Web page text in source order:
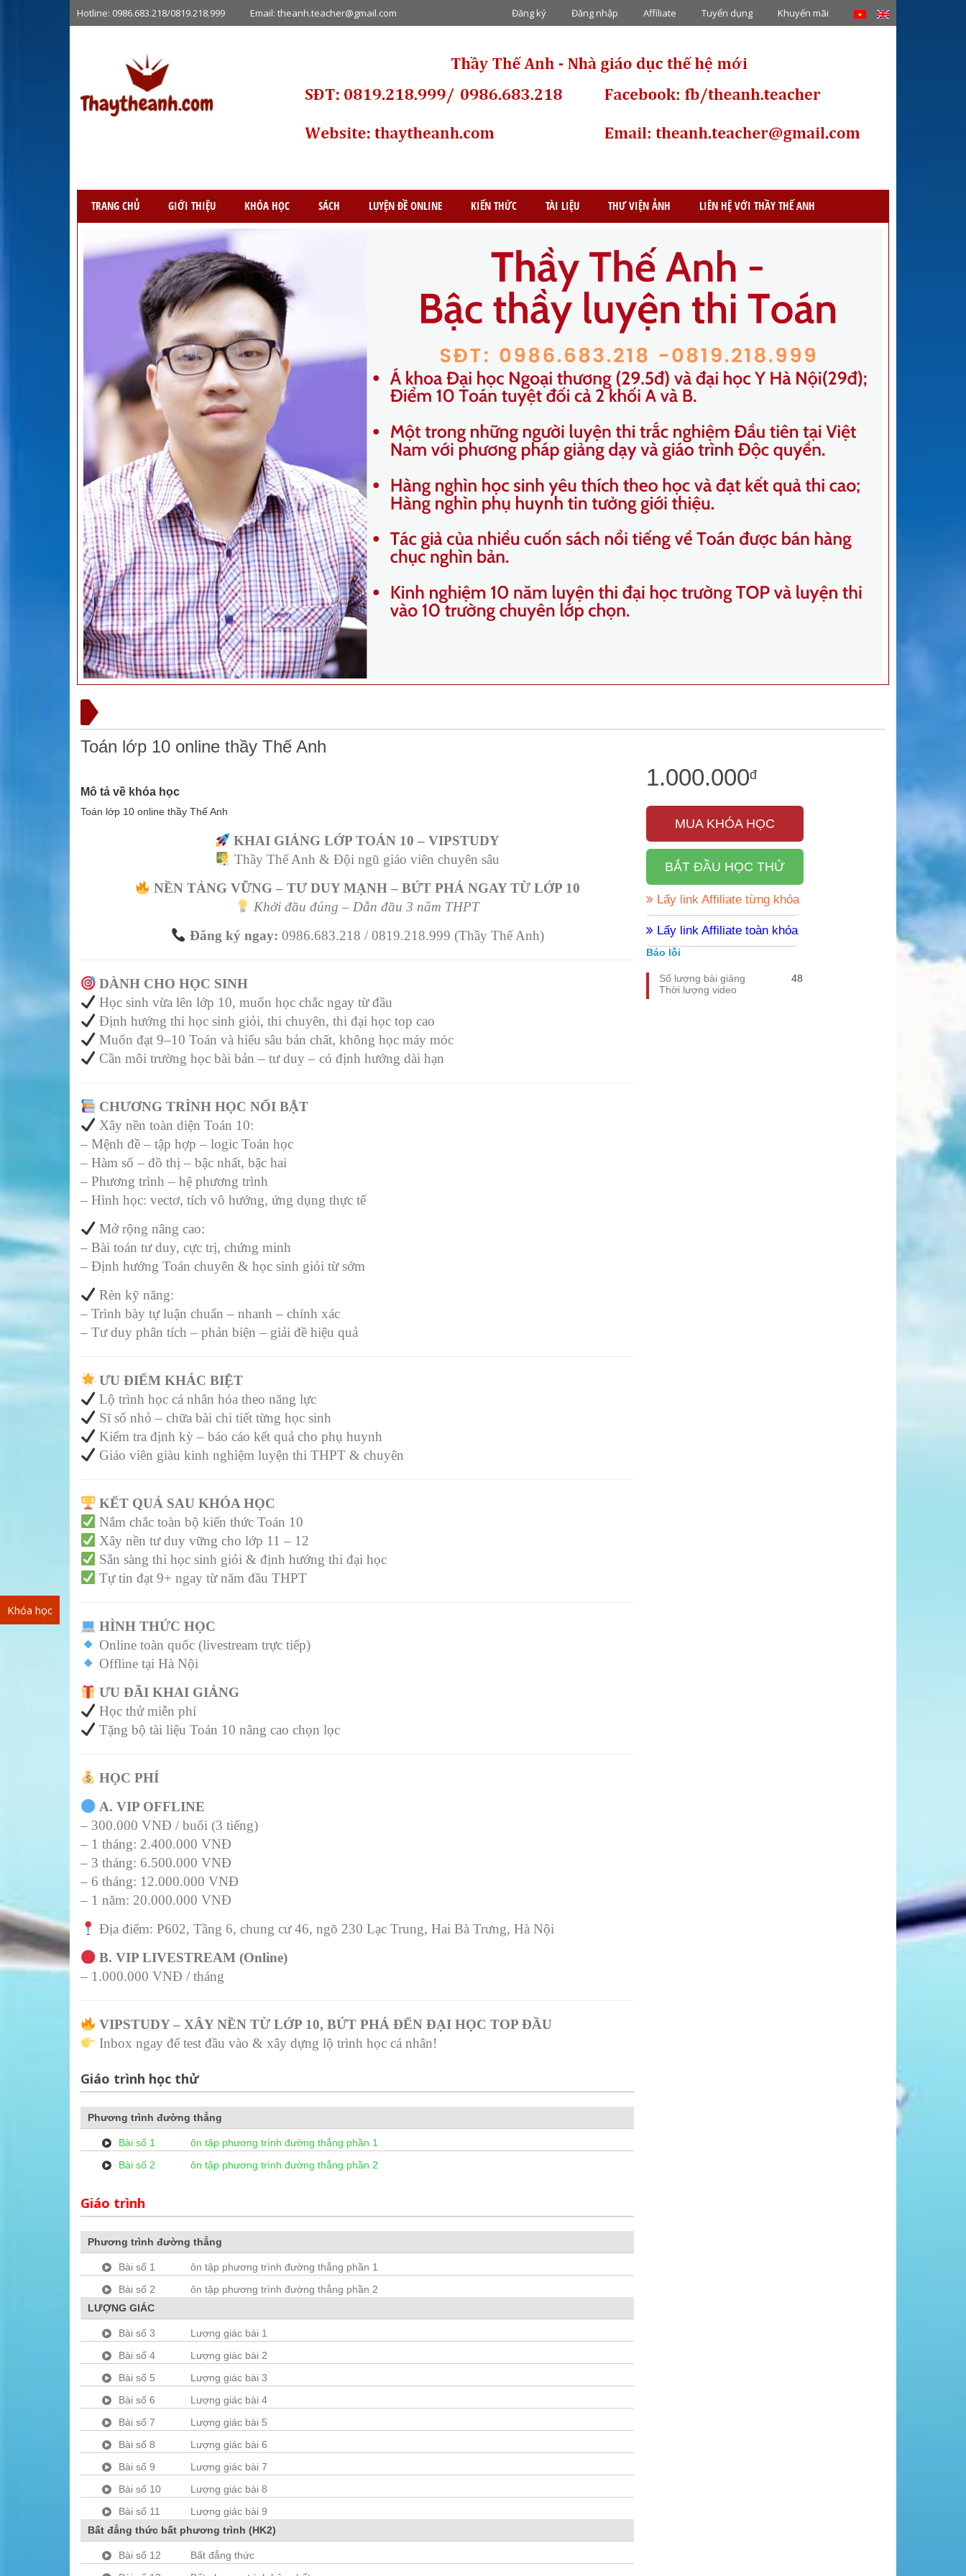
Hotline: 0986.683.218/0819.218.999 Email: theanh.teacher@gmail.com Đăng ký Đăng nhập Affiliate Tuyển dụng Khuyến mãi
TRANG CHỦ GIỚI THIỆU KHÓA HỌC SÁCH LUYỆN ĐỀ ONLINE KIẾN THỨC TÀI LIỆU THƯ VIỆN ẢNH LIÊN HỆ VỚI THẦY THẾ ANH
Toán lớp 10 online thầy Thế Anh
Mô tả về khóa học
Toán lớp 10 online thầy Thế Anh
KHAI GIẢNG LỚP TOÁN 10 – VIPSTUDY
Thầy Thế Anh & Đội ngũ giáo viên chuyên sâu
NỀN TẢNG VỮNG – TƯ DUY MẠNH – BỨT PHÁ NGAY TỪ LỚP 10
Khởi đầu đúng – Dẫn đầu 3 năm THPT
Đăng ký ngay: 0986.683.218 / 0819.218.999 (Thầy Thế Anh)
DÀNH CHO HỌC SINH
Học sinh vừa lên lớp 10, muốn học chắc ngay từ đầu
Định hướng thi học sinh giỏi, thi chuyên, thi đại học top cao
Muốn đạt 9–10 Toán và hiểu sâu bản chất, không học máy móc
Cần môi trường học bài bản – tư duy – có định hướng dài hạn
CHƯƠNG TRÌNH HỌC NỔI BẬT
Xây nền toàn diện Toán 10:
– Mệnh đề – tập hợp – logic Toán học
– Hàm số – đồ thị – bậc nhất, bậc hai
– Phương trình – hệ phương trình
– Hình học: vectơ, tích vô hướng, ứng dụng thực tế
Mở rộng nâng cao:
– Bài toán tư duy, cực trị, chứng minh
– Định hướng Toán chuyên & học sinh giỏi từ sớm
Rèn kỹ năng:
– Trình bày tự luận chuẩn – nhanh – chính xác
– Tư duy phân tích – phản biện – giải đề hiệu quả
ƯU ĐIỂM KHÁC BIỆT
Lộ trình học cá nhân hóa theo năng lực
Sĩ số nhỏ – chữa bài chi tiết từng học sinh
Kiểm tra định kỳ – báo cáo kết quả cho phụ huynh
Giáo viên giàu kinh nghiệm luyện thi THPT & chuyên
KẾT QUẢ SAU KHÓA HỌC
Nắm chắc toàn bộ kiến thức Toán 10
Xây nền tư duy vững cho lớp 11 – 12
Sẵn sàng thi học sinh giỏi & định hướng thi đại học
Tự tin đạt 9+ ngay từ năm đầu THPT
HÌNH THỨC HỌC
Online toàn quốc (livestream trực tiếp)
Offline tại Hà Nội
ƯU ĐÃI KHAI GIẢNG
Học thử miễn phí
Tặng bộ tài liệu Toán 10 nâng cao chọn lọc
HỌC PHÍ
A. VIP OFFLINE
– 300.000 VNĐ / buổi (3 tiếng)
– 1 tháng: 2.400.000 VNĐ
– 3 tháng: 6.500.000 VNĐ
– 6 tháng: 12.000.000 VNĐ
– 1 năm: 20.000.000 VNĐ
Địa điểm: P602, Tầng 6, chung cư 46, ngõ 230 Lạc Trung, Hai Bà Trưng, Hà Nội
B. VIP LIVESTREAM (Online)
– 1.000.000 VNĐ / tháng
VIPSTUDY – XÂY NỀN TỪ LỚP 10, BỨT PHÁ ĐẾN ĐẠI HỌC TOP ĐẦU
Inbox ngay để test đầu vào & xây dựng lộ trình học cá nhân!
Giáo trình học thử
Phương trình đường thẳng
Bài số 1
ôn tập phương trình đường thẳng phần 1
Bài số 2
ôn tập phương trình đường thẳng phần 2
Giáo trình
Phương trình đường thẳng
Bài số 1
ôn tập phương trình đường thẳng phần 1
Bài số 2
ôn tập phương trình đường thẳng phần 2
LƯỢNG GIÁC
Bài số 3
Lượng giác bài 1
Bài số 4
Lượng giác bài 2
Bài số 5
Lượng giác bài 3
Bài số 6
Lượng giác bài 4
Bài số 7
Lượng giác bài 5
Bài số 8
Lượng giác bài 6
Bài số 9
Lượng giác bài 7
Bài số 10
Lượng giác bài 8
Bài số 11
Lượng giác bài 9
Bất đẳng thức bất phương trình (HK2)
Bài số 12
Bất đẳng thức
1.000.000đ
MUA KHÓA HỌC
BẮT ĐẦU HỌC THỬ
Lấy link Affiliate từng khóa
Lấy link Affiliate toàn khóa
Báo lỗi
Số lượng bài giảng
Thời lượng video
48
Khóa học
Tài liệu miễn phí